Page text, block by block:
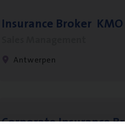
Insu­ran­ce Bro­ker KMO
Antwerpen
Cor­po­ra­te Insu­ran­ce